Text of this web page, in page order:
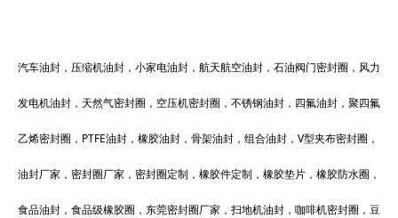
汽车油封，压缩机油封，小家电油封，航天航空油封，石油阀门密封圈，风力
发电机油封，天然气密封圈，空压机密封圈，不锈钢油封，四氟油封，聚四氟
乙烯密封圈，PTFE油封，橡胶油封，骨架油封，组合油封，V型夹布密封圈，
油封厂家，密封圈厂家，密封圈定制，橡胶件定制，橡胶垫片，橡胶防水圈，
食品油封，食品级橡胶圈，东莞密封圈厂家，扫地机油封，咖啡机密封圈，豆